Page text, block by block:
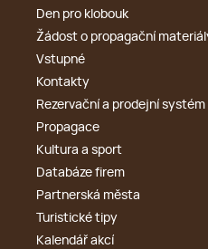
Den pro klobouk
Žádost o propagační
Vstupné
Kontakty
Rezervační a prodejní systém
Propagace
Kultura a sport
Databáze firem
Partnerská města
Turistické tipy
Kalendář akcí